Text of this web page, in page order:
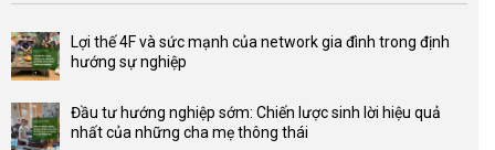
Lợi thế 4F và sức mạnh của network gia đình trong định
hướng sự nghiệp
bình
luận
Đầu tư hướng nghiệp sớm: Chiến lược sinh lời hiệu quả
nhất của những cha mẹ thông thái